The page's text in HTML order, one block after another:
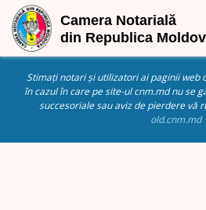
Stimați notari și utilizatori ai paginii web
în cazul în care pe site-ul cnm.md nu se
succesoriale sau aviz de pierdere vă
old.cnm.md